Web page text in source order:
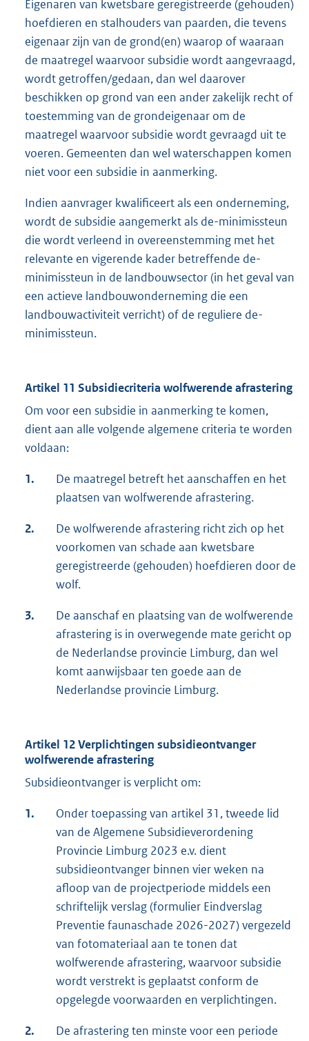
Eigenaren van kwetsbare geregistreerde (gehouden)
hoefdieren en stalhouders van paarden, die tevens
eigenaar zijn van de grond(en) waarop of waaraan
de maatregel waarvoor subsidie wordt aangevraagd,
wordt getroffen/gedaan, dan wel daarover
beschikken op grond van een ander zakelijk recht of
toestemming van de grondeigenaar om de
maatregel waarvoor subsidie wordt gevraagd uit te
voeren. Gemeenten dan wel waterschappen komen
niet voor een subsidie in aanmerking.
Indien aanvrager kwalificeert als een onderneming,
wordt de subsidie aangemerkt als de-minimissteun
die wordt verleend in overeenstemming met het
relevante en vigerende kader betreffende de-
minimissteun in de landbouwsector (in het geval van
een actieve landbouwonderneming die een
landbouwactiviteit verricht) of de reguliere de-
minimissteun.
Artikel 11 Subsidiecriteria wolfwerende afrastering
Om voor een subsidie in aanmerking te komen,
dient aan alle volgende algemene criteria te worden
voldaan:
1.
De maatregel betreft het aanschaffen en het
plaatsen van wolfwerende afrastering.
2.
De wolfwerende afrastering richt zich op het
voorkomen van schade aan kwetsbare
geregistreerde (gehouden) hoefdieren door de
wolf.
3.
De aanschaf en plaatsing van de wolfwerende
afrastering is in overwegende mate gericht op
de Nederlandse provincie Limburg, dan wel
komt aanwijsbaar ten goede aan de
Nederlandse provincie Limburg.
Artikel 12 Verplichtingen subsidieontvanger
wolfwerende afrastering
Subsidieontvanger is verplicht om:
1.
Onder toepassing van artikel 31, tweede lid
van de Algemene Subsidieverordening
Provincie Limburg 2023 e.v. dient
subsidieontvanger binnen vier weken na
afloop van de projectperiode middels een
schriftelijk verslag (formulier Eindverslag
Preventie faunaschade 2026-2027) vergezeld
van fotomateriaal aan te tonen dat
wolfwerende afrastering, waarvoor subsidie
wordt verstrekt is geplaatst conform de
opgelegde voorwaarden en verplichtingen.
2.
De afrastering ten minste voor een periode